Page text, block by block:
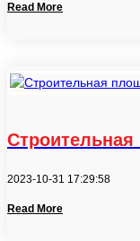
Read More
2023-10-31 17:29:58
Read More